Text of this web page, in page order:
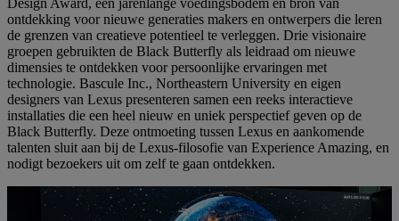
ontdekking voor nieuwe generaties makers en ontwerpers die leren
de grenzen van creatieve potentieel te verleggen. Drie visionaire
groepen gebruikten de Black Butterfly als leidraad om nieuwe
dimensies te ontdekken voor persoonlijke ervaringen met
technologie. Bascule Inc., Northeastern University en eigen
designers van Lexus presenteren samen een reeks interactieve
installaties die een heel nieuw en uniek perspectief geven op de
Black Butterfly. Deze ontmoeting tussen Lexus en aankomende
talenten sluit aan bij de Lexus-filosofie van Experience Amazing, en
nodigt bezoekers uit om zelf te gaan ontdekken.